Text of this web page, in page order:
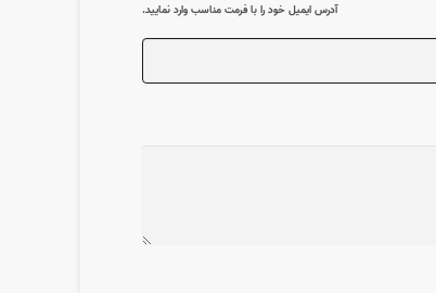
آدرس ایمیل خود را با فرمت مناسب وارد نمایید.